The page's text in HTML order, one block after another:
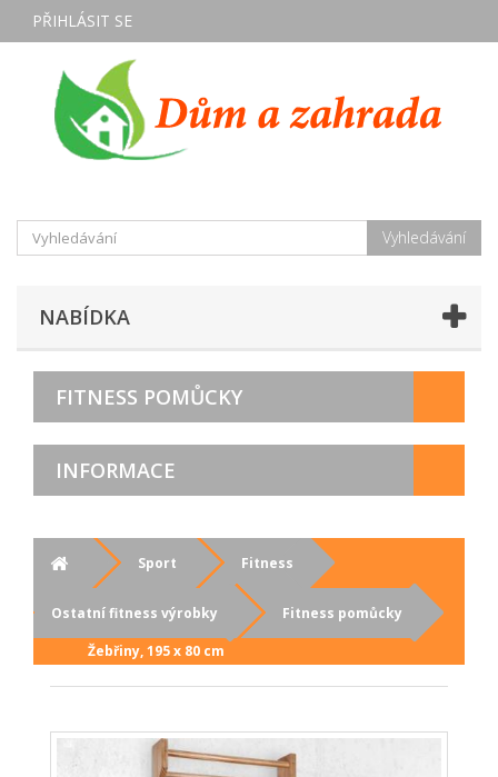
PŘIHLÁSIT SE
Vyhledávání
NABÍDKA
FITNESS POMŮCKY
INFORMACE
Sport Fitness
Ostatní fitness výrobky
Fitness pomůcky
Žebřiny, 195 x 80 cm